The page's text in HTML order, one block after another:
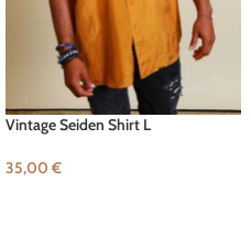
Vintage Seiden Shirt L
35,00 €